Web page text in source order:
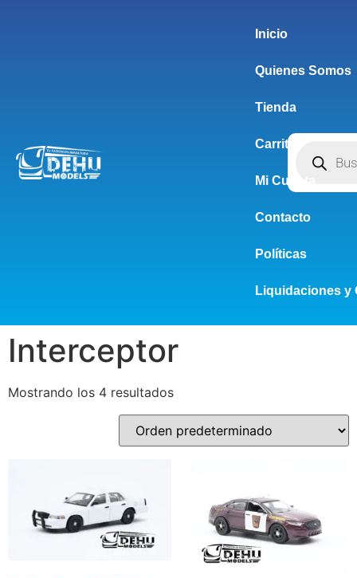
Inicio
Quienes Somos
Tienda
Carrito
Mi Cuenta
Contacto
Políticas
Liquidaciones y
Interceptor
Mostrando los 4 resultados